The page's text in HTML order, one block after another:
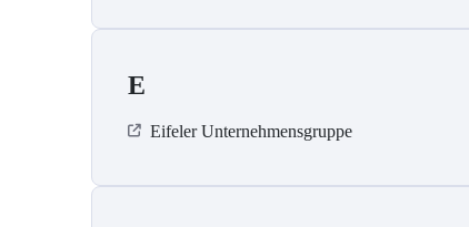
E
Eifeler Unternehmensgruppe